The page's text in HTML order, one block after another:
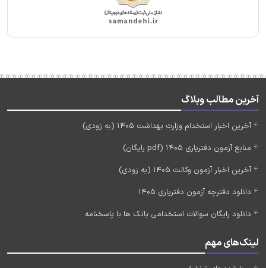
آخرین مطالب وبلاگ
آخرین اخبار استخدام وزارت بهداشت 1405 (به زودی)
منابع آزمون دفتریاری 1405 (pdf رایگان)
آخرین اخبار آزمون وکالت 1405 (به زودی)
دانلود دفترچه آزمون دفتریاری 1405
دانلود رایگان سوالات استخدامی بانک ها با پاسخنامه
لینک‌های مهم